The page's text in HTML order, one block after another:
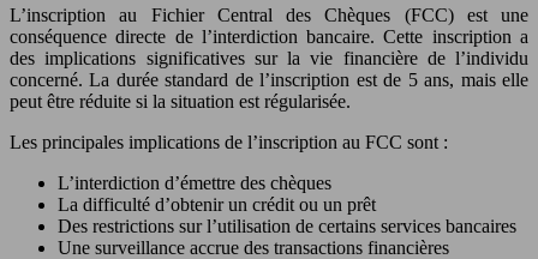
L’inscription au Fichier Central des Chèques (FCC) est une
conséquence directe de l’interdiction bancaire. Cette inscription a
des implications significatives sur la vie financière de l’individu
concerné. La durée standard de l’inscription est de 5 ans, mais elle
peut être réduite si la situation est régularisée.
Les principales implications de l’inscription au FCC sont :
L’interdiction d’émettre des chèques
La difficulté d’obtenir un crédit ou un prêt
Des restrictions sur l’utilisation de certains services bancaires
Une surveillance accrue des transactions financières